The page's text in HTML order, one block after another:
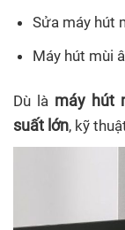
Sửa máy hút
Máy hút mùi
Dù là máy hút
suất lớn, kỹ